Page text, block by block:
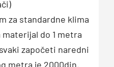
za standardne klima
do 1 metra
započeti naredni
metra je 2000din.